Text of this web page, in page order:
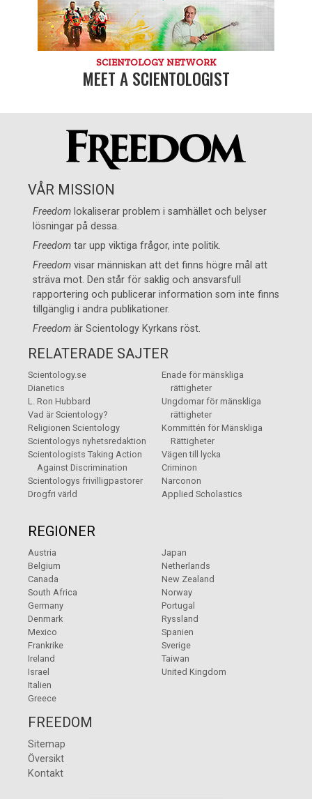
SCIENTOLOGY NETWORK
MEET A SCIENTOLOGIST
VÅR MISSION
Freedom lokaliserar problem i samhället och belyser
lösningar på dessa.
Freedom tar upp viktiga frågor, inte politik.
Freedom visar människan att det finns högre mål att
sträva mot. Den står för saklig och ansvarsfull
rapportering och publicerar information som inte finns
tillgänglig i andra publikationer.
Freedom ärScientology Kyrkans röst.
RELATERADE SAJTER
Scientology.se
Dianetics
L. Ron Hubbard
Vad är Scientology?
Religionen Scientology
Scientologys nyhetsredaktion
Scientologists Taking Action
Against Discrimination
Scientologys frivilligpastorer
Drogfri värld
Enade för mänskliga
rättigheter
Ungdomar för mänskliga
rättigheter
Kommittén för Mänskliga
Rättigheter
Vägen till lycka
Criminon
Narconon
Applied Scholastics
REGIONER
Austria
Belgium
Canada
South Africa
Germany
Denmark
Mexico
Frankrike
Ireland
Israel
Italien
Greece
Japan
Netherlands
New Zealand
Norway
Portugal
Ryssland
Spanien
Sverige
Taiwan
United Kingdom
FREEDOM
Sitemap
Översikt
Kontakt